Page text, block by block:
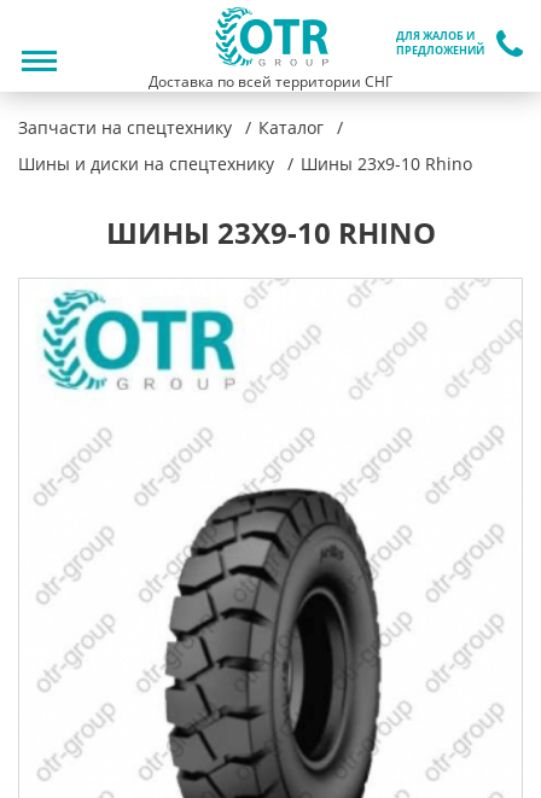
ДЛЯ ЖАЛОБ И
ПРЕДЛОЖЕНИЙ
Доставка по всей территории СНГ
Запчасти на спецтехнику
Каталог
Шины и диски на спецтехнику
Шины 23x9-10 Rhino
ШИНЫ 23X9-10 RHINO